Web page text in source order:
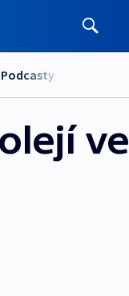
Podcasty
ve